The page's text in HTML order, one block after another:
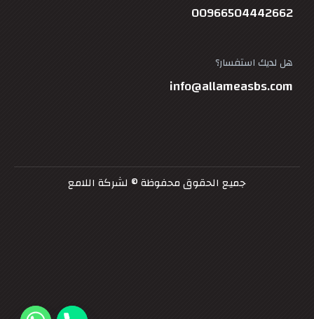
00966504442662
هل لديك استفسار؟
info@allameasbs.com
جميع الحقوق محفوظة © لشركة اللامع